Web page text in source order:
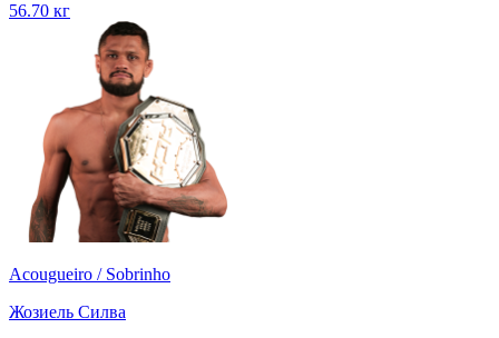
56.70 кг
Acougueiro / Sobrinho
Жозиель Силва